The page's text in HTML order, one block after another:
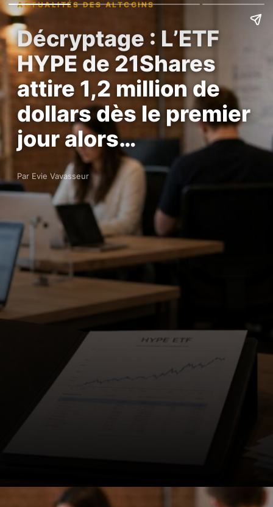
ACTUALITÉS DES ALTCOINS
Décryptage : L’ETF
HYPE de 21Shares
attire 1,2 million de
dollars dès le premier
jour alors…
Par Evie Vavasseur